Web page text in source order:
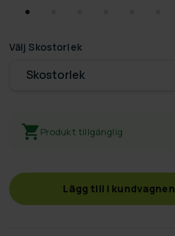
Välj Skostorlek
Skostorlek
Produkt tillgänglig
Lägg till i kundvagnen